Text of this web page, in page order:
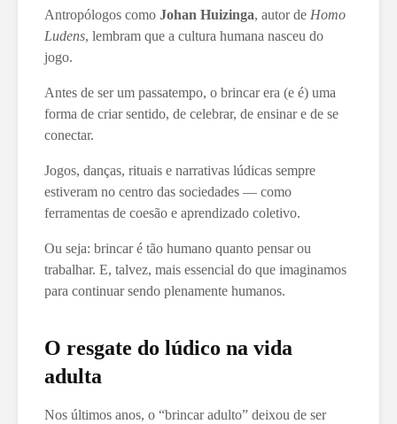
Antropólogos como Johan Huizinga, autor de Homo
Ludens, lembram que a cultura humana nasceu do
jogo.
Antes de ser um passatempo, o brincar era (e é) uma
forma de criar sentido, de celebrar, de ensinar e de se
conectar.
Jogos, danças, rituais e narrativas lúdicas sempre
estiveram no centro das sociedades — como
ferramentas de coesão e aprendizado coletivo.
Ou seja: brincar é tão humano quanto pensar ou
trabalhar. E, talvez, mais essencial do que imaginamos
para continuar sendo plenamente humanos.
O resgate do lúdico na vida
adulta
Nos últimos anos, o “brincar adulto” deixou de ser